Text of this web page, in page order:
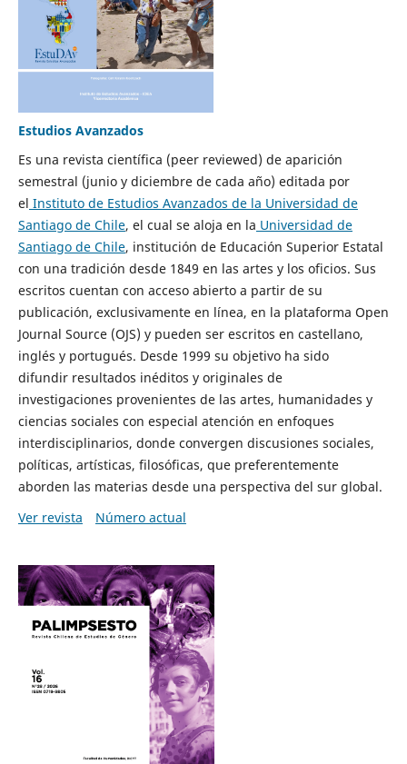
Estudios Avanzados
Es una revista científica (peer reviewed) de aparición
semestral (junio y diciembre de cada año) editada por
el Instituto de Estudios Avanzados de la Universidad de
Santiago de Chile, el cual se aloja en la Universidad de
Santiago de Chile, institución de Educación Superior Estatal
con una tradición desde 1849 en las artes y los oficios. Sus
escritos cuentan con acceso abierto a partir de su
publicación, exclusivamente en línea, en la plataforma Open
Journal Source (OJS) y pueden ser escritos en castellano,
inglés y portugués. Desde 1999 su objetivo ha sido
difundir resultados inéditos y originales de
investigaciones provenientes de las artes, humanidades y
ciencias sociales con especial atención en enfoques
interdisciplinarios, donde convergen discusiones sociales,
políticas, artísticas, filosóficas, que preferentemente
aborden las materias desde una perspectiva del sur global.
Ver revista
Número actual